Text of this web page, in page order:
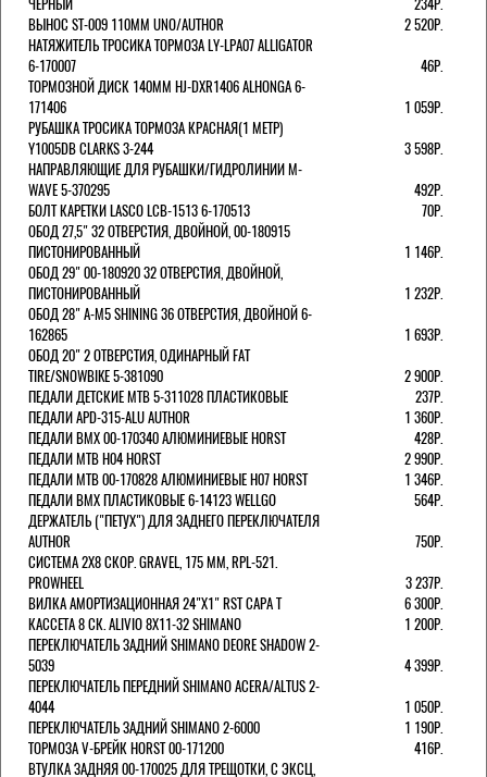
ВЫНОС ST-009 110ММ UNO/AUTHOR
2 520Р.
НАТЯЖИТЕЛЬ ТРОСИКА ТОРМОЗА LY-LPA07 ALLIGATOR
6-170007
46Р.
ТОРМОЗНОЙ ДИСК 140ММ HJ-DXR1406 ALHONGA 6-
171406
1 059Р.
РУБАШКА ТРОСИКА ТОРМОЗА КРАСНАЯ(1 МЕТР)
Y1005DB CLARKS 3-244
3 598Р.
НАПРАВЛЯЮЩИЕ ДЛЯ РУБАШКИ/ГИДРОЛИНИИ M-
WAVE 5-370295
492Р.
БОЛТ КАРЕТКИ LASCO LCB-1513 6-170513
70Р.
ОБОД 27,5" 32 ОТВЕРСТИЯ, ДВОЙНОЙ, 00-180915
ПИСТОНИРОВАННЫЙ
1 146Р.
ОБОД 29" 00-180920 32 ОТВЕРСТИЯ, ДВОЙНОЙ,
ПИСТОНИРОВАННЫЙ
1 232Р.
ОБОД 28" A-M5 SHINING 36 ОТВЕРСТИЯ, ДВОЙНОЙ 6-
162865
1 693Р.
ОБОД 20" 2 ОТВЕРСТИЯ, ОДИНАРНЫЙ FAT
TIRE/SNOWBIKE 5-381090
2 900Р.
ПЕДАЛИ ДЕТСКИЕ MTB 5-311028 ПЛАСТИКОВЫЕ
237Р.
ПЕДАЛИ APD-315-ALU AUTHOR
1 360Р.
ПЕДАЛИ BMX 00-170340 АЛЮМИНИЕВЫЕ HORST
428Р.
ПЕДАЛИ MTB H04 HORST
2 990Р.
ПЕДАЛИ MTB 00-170828 АЛЮМИНИЕВЫЕ H07 HORST
1 346Р.
ПЕДАЛИ BMX ПЛАСТИКОВЫЕ 6-14123 WELLGO
564Р.
ДЕРЖАТЕЛЬ ("ПЕТУХ") ДЛЯ ЗАДНЕГО ПЕРЕКЛЮЧАТЕЛЯ
AUTHOR
750Р.
СИСТЕМА 2Х8 СКОР. GRAVEL, 175 ММ, RPL-521.
PROWHEEL
3 237Р.
ВИЛКА АМОРТИЗАЦИОННАЯ 24"Х1" RST CAPA Т
6 300Р.
КАССЕТА 8 СК. ALIVIO 8Х11-32 SHIMANO
1 200Р.
ПЕРЕКЛЮЧАТЕЛЬ ЗАДНИЙ SHIMANO DEORE SHADOW 2-
5039
4 399Р.
ПЕРЕКЛЮЧАТЕЛЬ ПЕРЕДНИЙ SHIMANO ACERA/ALTUS 2-
4044
1 050Р.
ПЕРЕКЛЮЧАТЕЛЬ ЗАДНИЙ SHIMANO 2-6000
1 190Р.
ТОРМОЗА V-БРЕЙК HORST 00-171200
416Р.
ВТУЛКА ЗАДНЯЯ 00-170025 ДЛЯ ТРЕЩОТКИ, С ЭКСЦ,